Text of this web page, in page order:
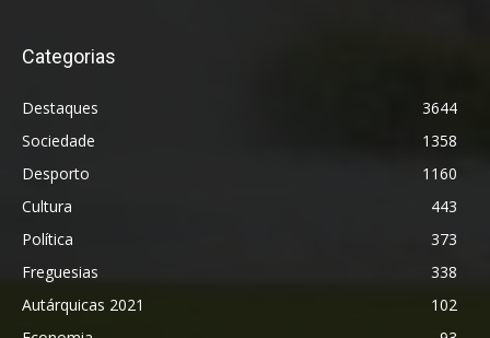
Categorias
Destaques
3644
Sociedade
1358
Desporto
1160
Cultura
443
Política
373
Freguesias
338
Autárquicas 2021
102